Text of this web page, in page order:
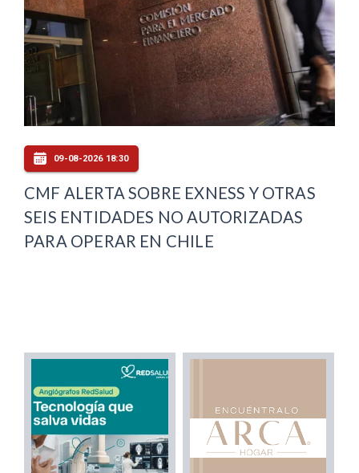
09-08-2026 18:30
CMF ALERTA SOBRE EXNESS Y OTRAS
SEIS ENTIDADES NO AUTORIZADAS
PARA OPERAR EN CHILE